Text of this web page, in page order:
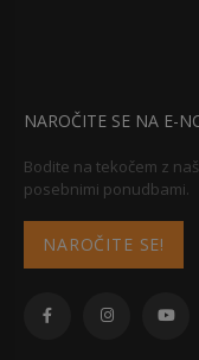
NAROČITE SE NA E-
Bodite na tekočem z
posebnimi ponudbami.
NAROČITE SE!